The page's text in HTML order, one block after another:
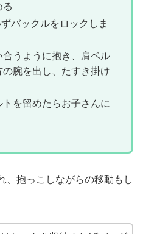
る
バックルをロックしま
うように抱き、肩ベル
の腕を出し、たすき掛け
を留めたらお子さんに
、抱っこしながらの移動もし